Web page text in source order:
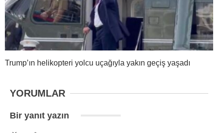
Trump’ın helikopteri yolcu uçağıyla yakın geçiş yaşadı
YORUMLAR
Bir yanıt yazın